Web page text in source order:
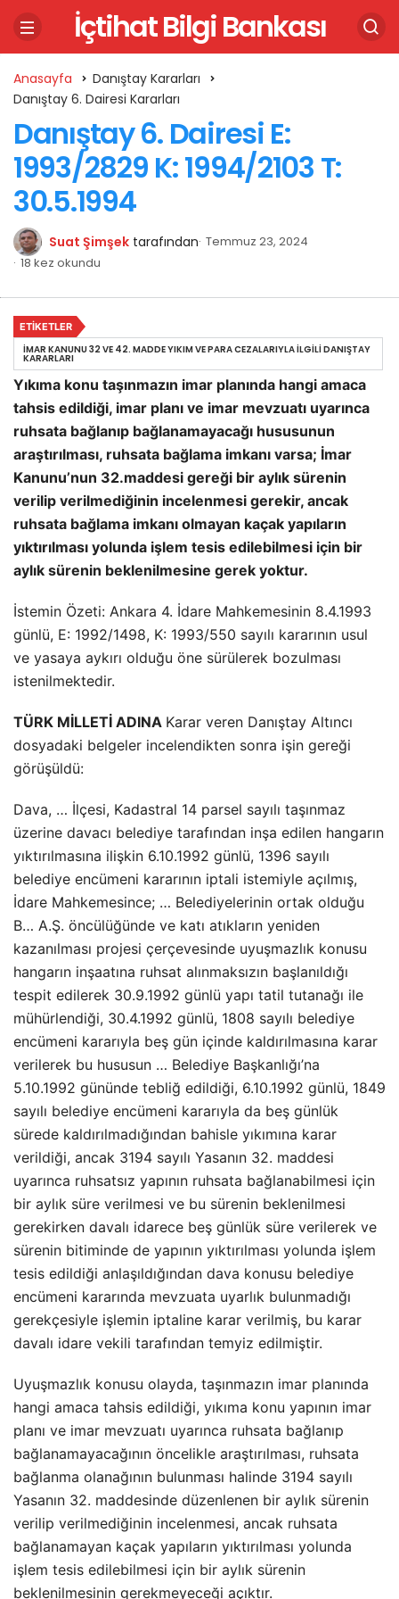
İçtihat Bilgi Bankası
Anasayfa
Danıştay Kararları
Danıştay 6. Dairesi Kararları
Danıştay 6. Dairesi E:
1993/2829 K: 1994/2103 T:
30.5.1994
Suat Şimşek tarafından Temmuz 23, 2024
18 kez okundu
Yıkıma konu taşınmazın imar planında hangi amaca
tahsis edildiği, imar planı ve imar mevzuatı uyarınca
ruhsata bağlanıp bağlanamayacağı hususunun
araştırılması, ruhsata bağlama imkanı varsa; İmar
Kanunu’nun 32.maddesi gereği bir aylık sürenin
verilip verilmediğinin incelenmesi gerekir, ancak
ruhsata bağlama imkanı olmayan kaçak yapıların
yıktırılması yolunda işlem tesis edilebilmesi için bir
aylık sürenin beklenilmesine gerek yoktur.
İstemin Özeti: Ankara 4. İdare Mahkemesinin 8.4.1993
günlü, E: 1992/1498, K: 1993/550 sayılı kararının usul
ve yasaya aykırı olduğu öne sürülerek bozulması
istenilmektedir.
TÜRK MİLLETİ ADINA Karar veren Danıştay Altıncı
dosyadaki belgeler incelendikten sonra işin gereği
görüşüldü:
Dava, … İlçesi, Kadastral 14 parsel sayılı taşınmaz
üzerine davacı belediye tarafından inşa edilen hangarın
yıktırılmasına ilişkin 6.10.1992 günlü, 1396 sayılı
belediye encümeni kararının iptali istemiyle açılmış,
İdare Mahkemesince; … Belediyelerinin ortak olduğu
B… A.Ş. öncülüğünde ve katı atıkların yeniden
kazanılması projesi çerçevesinde uyuşmazlık konusu
hangarın inşaatına ruhsat alınmaksızın başlanıldığı
tespit edilerek 30.9.1992 günlü yapı tatil tutanağı ile
mühürlendiği, 30.4.1992 günlü, 1808 sayılı belediye
encümeni kararıyla beş gün içinde kaldırılmasına karar
verilerek bu hususun … Belediye Başkanlığı’na
5.10.1992 gününde tebliğ edildiği, 6.10.1992 günlü, 1849
sayılı belediye encümeni kararıyla da beş günlük
sürede kaldırılmadığından bahisle yıkımına karar
verildiği, ancak 3194 sayılı Yasanın 32. maddesi
uyarınca ruhsatsız yapının ruhsata bağlanabilmesi için
bir aylık süre verilmesi ve bu sürenin beklenilmesi
gerekirken davalı idarece beş günlük süre verilerek ve
sürenin bitiminde de yapının yıktırılması yolunda işlem
tesis edildiği anlaşıldığından dava konusu belediye
encümeni kararında mevzuata uyarlık bulunmadığı
gerekçesiyle işlemin iptaline karar verilmiş, bu karar
davalı idare vekili tarafından temyiz edilmiştir.
Uyuşmazlık konusu olayda, taşınmazın imar planında
hangi amaca tahsis edildiği, yıkıma konu yapının imar
planı ve imar mevzuatı uyarınca ruhsata bağlanıp
bağlanamayacağının öncelikle araştırılması, ruhsata
bağlanma olanağının bulunması halinde 3194 sayılı
Yasanın 32. maddesinde düzenlenen bir aylık sürenin
verilip verilmediğinin incelenmesi, ancak ruhsata
bağlanamayan kaçak yapıların yıktırılması yolunda
işlem tesis edilebilmesi için bir aylık sürenin
beklenilmesinin gerekmeyeceği açıktır.
ETIKETLER
İMAR KANUNU 32 VE 42. MADDE YIKIM VE PARA CEZALARIYLA İLGILI DANIŞTAY
KARARLARI